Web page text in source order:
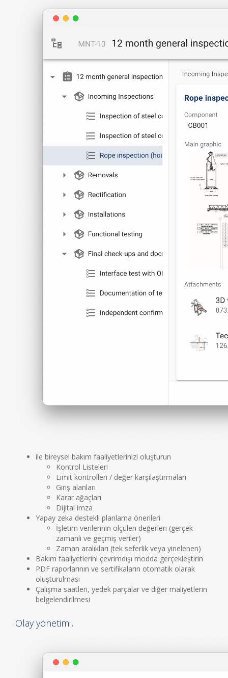
ile bireysel bakım faaliyetlerinizi oluşturun
Kontrol Listeleri
Limit kontrolleri / değer karşılaştırmaları
Giriş alanları
Karar ağaçları
Dijital imza
Yapay zeka destekli planlama önerileri
İşletim verilerinin ölçülen değerleri (gerçek
zamanlı ve geçmiş veriler)
Zaman aralıkları (tek seferlik veya yinelenen)
Bakım faaliyetlerini çevrimdışı modda gerçekleştirin
PDF raporlarının ve sertifikaların otomatik olarak
oluşturulması
Çalışma saatleri, yedek parçalar ve diğer maliyetlerin
belgelendirilmesi
Olay yönetimi